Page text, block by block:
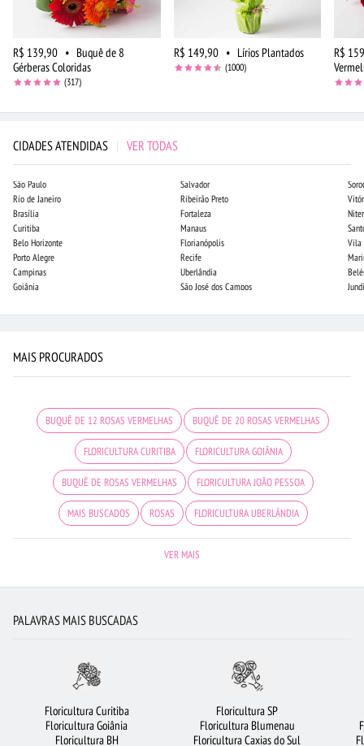
R$ 139,90 • Buquê de 8
Gérberas Coloridas
(317)
R$ 149,90 • Lírios Plantados
(1000)
R$
CIDADES ATENDIDAS | VER TODAS
São Paulo
Rio de Janeiro
Brasília
Curitiba
Belo Horizonte
Porto Alegre
Campinas
Goiânia
Salvador
Ribeirão Preto
Fortaleza
Manaus
Florianópolis
Recife
Uberlândia
São José dos Campos
Vila
MAIS PROCURADOS
BUQUÊ DE 12 ROSAS VERMELHAS BUQUÊ DE 20 ROSAS VERMELHAS
FLORICULTURA CURITIBA FLORICULTURA GOIÂNIA
BUQUÊ DE ROSAS VERMELHAS FLORICULTURA JOÃO PESSOA
MAIS BUSCADOS ROSAS FLORICULTURA UBERLÂNDIA
FLORICULTURA FORTALEZA RAMALHETE DE FLORES
FLORICULTURA GUARULHOS FLORICULTURA CAMPINAS
VER MAIS
PALAVRAS MAIS BUSCADAS
Floricultura Curitiba
Floricultura Goiânia
Floricultura BH
Floricultura SP
Floricultura Blumenau
Floricultura Caxias do Sul